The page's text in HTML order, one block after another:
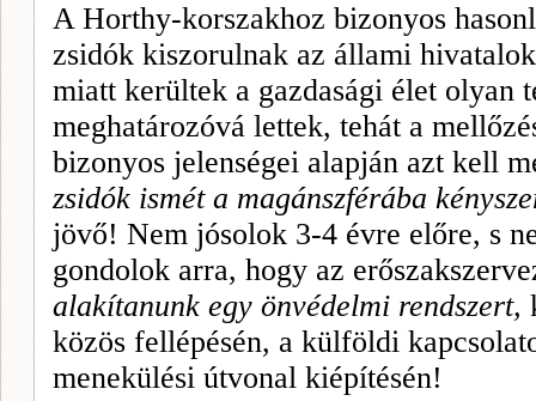
A Horthy-korszakhoz bizonyos
zsidók kiszorulnak az állami
miatt kerültek a gazdasági élet olyan
meghatározóvá lettek, tehát a
bizonyos jelenségei alapján azt kell
zsidók ismét a magánszférába
jövő! Nem jósolok 3-4 évre előre, s
gondolok arra, hogy az
alakítanunk egy önvédelmi rendszert,
közös fellépésén, a külföldi
menekülési útvonal kiépítésén!